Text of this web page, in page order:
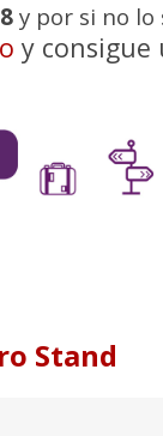
y por si no lo
y consigue
Stand